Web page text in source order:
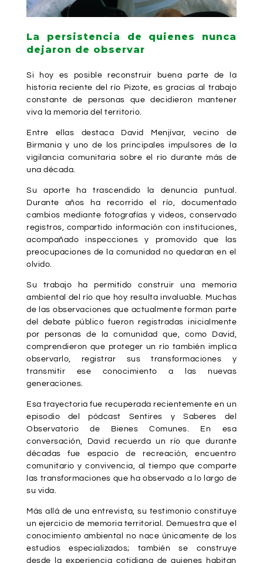
La persistencia de quienes nunca
dejaron de observar
Si hoy es posible reconstruir buena parte de la
historia reciente del río Pizote, es gracias al trabajo
constante de personas que decidieron mantener
viva la memoria del territorio.
Entre ellas destaca David Menjívar, vecino de
Birmania y uno de los principales impulsores de la
vigilancia comunitaria sobre el río durante más de
una década.
Su aporte ha trascendido la denuncia puntual.
Durante años ha recorrido el río, documentado
cambios mediante fotografías y videos, conservado
registros, compartido información con instituciones,
acompañado inspecciones y promovido que las
preocupaciones de la comunidad no quedaran en el
olvido.
Su trabajo ha permitido construir una memoria
ambiental del río que hoy resulta invaluable. Muchas
de las observaciones que actualmente forman parte
del debate público fueron registradas inicialmente
por personas de la comunidad que, como David,
comprendieron que proteger un río también implica
observarlo, registrar sus transformaciones y
transmitir ese conocimiento a las nuevas
generaciones.
Esa trayectoria fue recuperada recientemente en un
episodio del pódcast Sentires y Saberes del
Observatorio de Bienes Comunes. En esa
conversación, David recuerda un río que durante
décadas fue espacio de recreación, encuentro
comunitario y convivencia, al tiempo que comparte
las transformaciones que ha observado a lo largo de
su vida.
Más allá de una entrevista, su testimonio constituye
un ejercicio de memoria territorial. Demuestra que el
conocimiento ambiental no nace únicamente de los
estudios especializados; también se construye
desde la experiencia cotidiana de quienes habitan